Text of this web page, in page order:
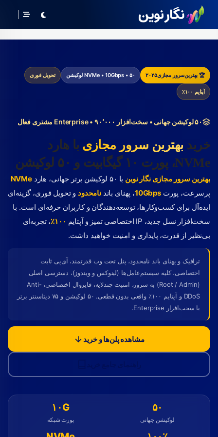
🏆 بهترینسرور مجازی۲۰۲۵ NVMe • 10Gbps • ۵۰ لوکیشن تحویل فوری
آپتایم ۱۰۰٪
۵۰ لوکیشن جهانی • سخت‌افزار Enterprise • ۹۰٬۰۰۰ مشتری فعال
خرید بهترین سرور مجازی با هارد
NVMe، پورت ۱۰ گیگابیت و ۵۰ لوکیشن
بهترین سرور مجازی نگار نوین با ۵۰ لوکیشن برتر جهانی، هارد
NVMe
پرسرعت، پورت 10Gbps، پهنای باندنامحدود و تحویل فوری، گزینه‌ای
ایده‌آل برای کسب‌وکارها، توسعه‌دهندگان و کاربران حرفه‌ای است. با
سخت‌افزار نسل جدید، IP اختصاصی تمیز و آپتایم
۱۰۰٪ ، تجربه‌ای
بی‌نظیر از قدرت، پایداری و امنیت خواهید داشت.
ترافیک و پهنای باند نامحدود، پنل تحت وب قدرتمند، آی‌پی ثابت
اختصاصی، کلیه سیستم‌عامل‌ها (لینوکس و ویندوز)، دسترسی اصلی
(Root / Admin) به سرور، امنیت چندلایه، فایروال اختصاصی، Anti-
DDoS و آپتایم ۱۰۰٪ واقعی بدون قطعی. ۵۰ لوکیشن و ۷۵ دیتاسنتر برتر
با سخت‌افزار Enterprise.
مشاهده پلن‌ها و خرید
۵۰
لوکیشن جهانی
۱۰G
پورت شبکه